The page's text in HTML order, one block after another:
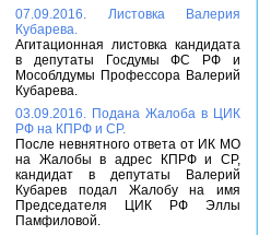
07.09.2016. Листовка Валерия
Кубарева.
Агитационная листовка кандидата
в депутаты Госдумы ФС РФ и
Мособлдумы Профессора Валерий
Кубарева.
03.09.2016. Подана Жалоба в ЦИК
РФ на КПРФ и СР.
После невнятного ответа от ИК МО
на Жалобы в адрес КПРФ и СР,
кандидат в депутаты Валерий
Кубарев подал Жалобу на имя
Председателя ЦИК РФ Эллы
Памфиловой.